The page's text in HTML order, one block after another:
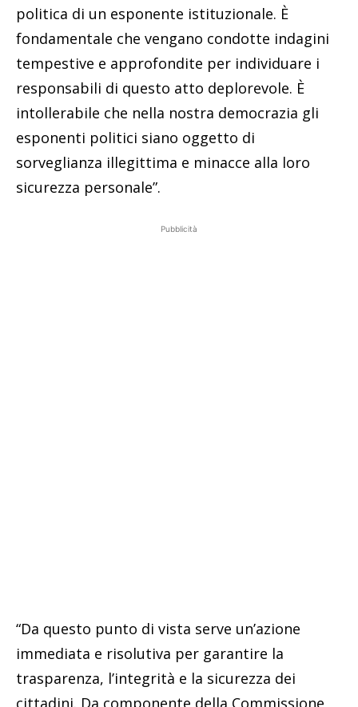
politica di un esponente istituzionale. È
fondamentale che vengano condotte indagini
tempestive e approfondite per individuare i
responsabili di questo atto deplorevole. È
intollerabile che nella nostra democrazia gli
esponenti politici siano oggetto di
sorveglianza illegittima e minacce alla loro
sicurezza personale”.
Pubblicità
“Da questo punto di vista serve un’azione
immediata e risolutiva per garantire la
trasparenza, l’integrità e la sicurezza dei
cittadini. Da componente della Commissione